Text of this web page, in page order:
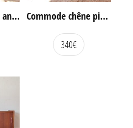
Bureau hêtre des années 60 Commode chêne pieds compas vintage
340€